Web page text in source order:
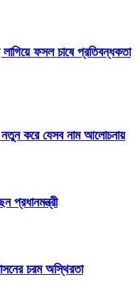
ফসল চাষে প্রতিবন্ধকতা
নতুন করে যেসব নাম আলোচনায়
প্রধানমন্ত্রী
চরম অস্থিরতা